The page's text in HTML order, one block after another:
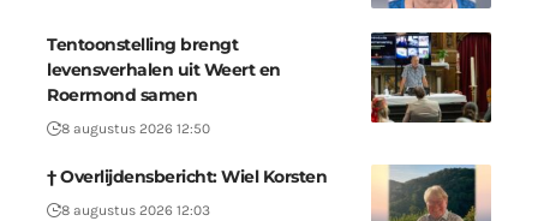
Tentoonstelling brengt
levensverhalen uit Weert en
Roermond samen
8 augustus 2026 12:50
† Overlijdensbericht: Wiel Korsten
8 augustus 2026 12:03